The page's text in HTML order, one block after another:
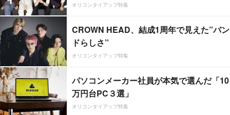
オリコンタイアップ特集
CROWN HEAD、結成1周年で見えた”バン
ドらしさ”
オリコンタイアップ特集
パソコンメーカー社員が本気で選んだ「10
万円台PC３選」
オリコンタイアップ特集